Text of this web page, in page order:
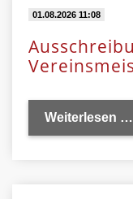
01.08.2026 11:08
Weiterlesen …